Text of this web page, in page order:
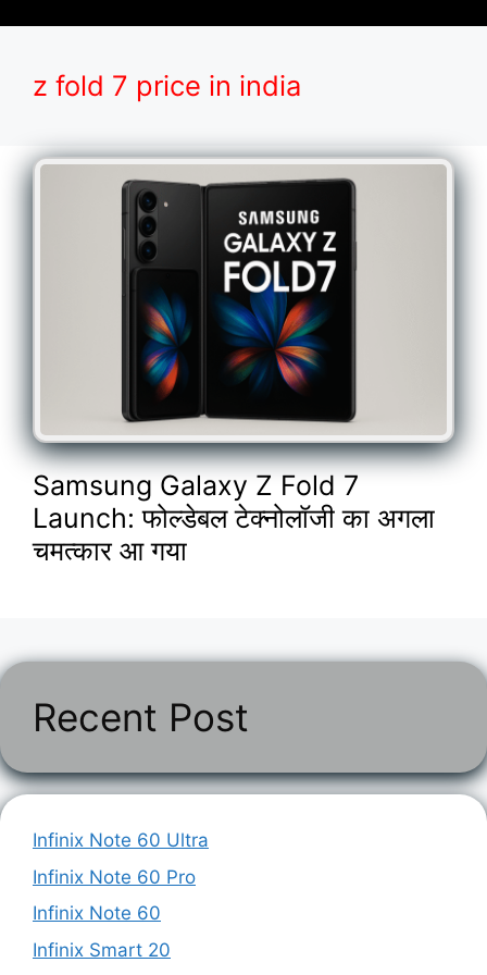
z fold 7 price in india
Samsung Galaxy Z Fold 7
Launch: फोल्डेबल टेक्नोलॉजी का अगला
चमत्कार आ गया
Recent Post
Infinix Note 60 Ultra
Infinix Note 60 Pro
Infinix Note 60
Infinix Smart 20